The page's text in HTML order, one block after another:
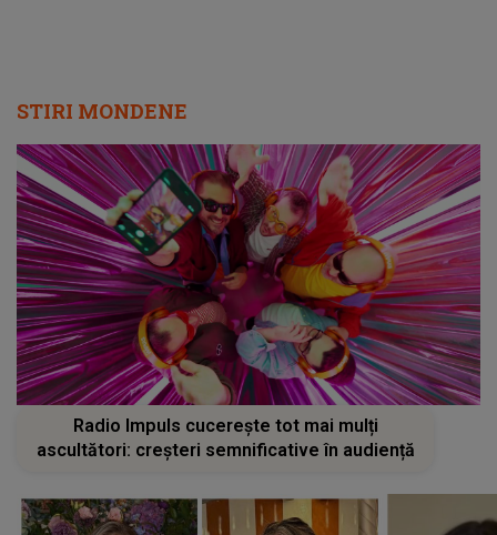
STIRI MONDENE
Radio Impuls cucerește tot mai mulți
ascultători: creșteri semnificative în audiență